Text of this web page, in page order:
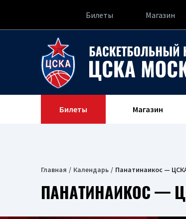
Билеты Магазин
Билеты Магазин
Главная Календарь Панатинаикос —
ПАНАТИНАИКОС —